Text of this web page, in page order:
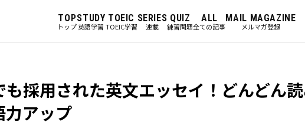
TOP
トップ
STUDY
英語学習
TOEIC
TOEIC学習
SERIES
連載
QUIZ
練習問題
ALL
全ての記事
MAIL MAGAZINE
メルマガ登録
採用された英文エッセイ！どんどん
力アップ